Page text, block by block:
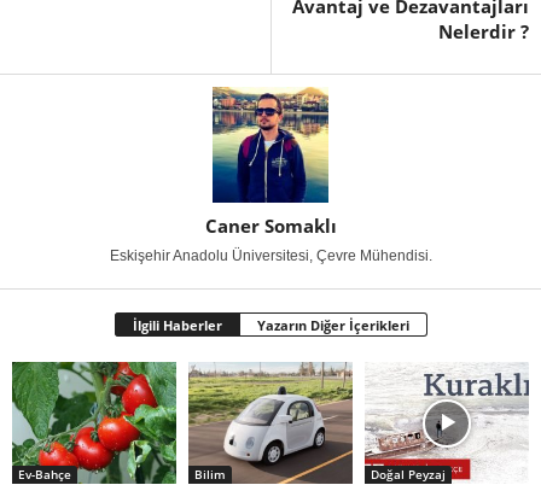
Avantaj ve Dezavantajları
Nelerdir ?
Caner Somaklı
Eskişehir Anadolu Üniversitesi, Çevre Mühendisi.
İlgili Haberler Yazarın Diğer İçerikleri
Ev-Bahçe Bilim Doğal Peyzaj